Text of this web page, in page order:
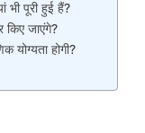
भी पूरी हुई हैं?
किए जाएंगे?
योग्यता होगी?